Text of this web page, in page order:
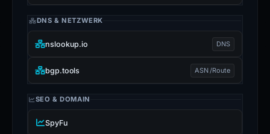
DNS & NETZWERK
nslookup.io DNS
bgp.tools ASN /Route
SEO & DOMAIN
SpyFu